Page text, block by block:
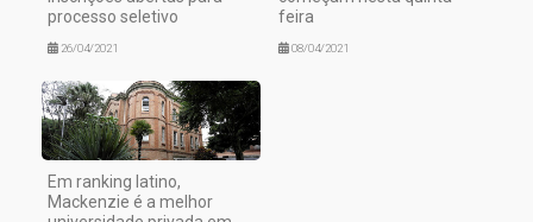
processo seletivo
26/04/2021
feira
08/04/2021
Em ranking latino,
Mackenzie é a melhor